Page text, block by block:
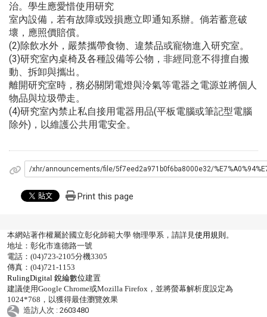
治。學生應愛惜使用研究
室內設備，若有故障或毀損應立即通知系辦。倘若蓄意破
壞，應照價賠償。
(2)除飲水外，嚴禁攜帶食物、違禁品或寵物進入研究室。
(3)研究室內桌椅及各種設備等公物，非經同意不得擅自搬
動、拆卸與攜出。
離開研究室時，務必關閉電燈與泠氣等電器之電源並將個人
物品與垃圾帶走。
(4)研究室內禁止私自接用電器用品(平板電腦或筆記型電腦
除外)，以維護公共用電安全。
/xhr/announcements/file/5f7eed2a971b0f6ba8000e32/
Print this page
本網站著作權屬於國立彰化師範大學 物理學系，請詳見使用規則 。
地址：彰化市進德路一號
電話：(04)723-2105分機3305
傳真：(04)721-1153
RulingDigital 銳綸數位建置
建議使用Google Chrome或Mozilla Firefox，並將螢幕解析度設定為
1024*768，以獲得最佳瀏覽效果
造訪人次 : 2603480